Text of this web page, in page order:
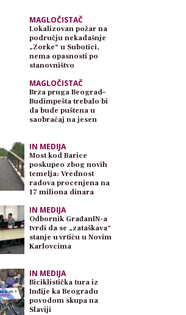
MAGLOČISTAČ
Lokalizovan požar na
području nekadašnje
„Zorke“ u Subotici,
nema opasnosti po
stanovništvo
MAGLOČISTAČ
Brza pruga Beograd–
Budimpešta trebalo bi
da bude puštena u
saobraćaj na jesen
IN MEDIJA
Most kod Barice
poskupeo zbog novih
temelja: Vrednost
radova procenjena na
17 miliona dinara
IN MEDIJA
Odbornik GrađanIN-a
tvrdi da se „zataškava“
stanje u vrtiću u Novim
Karlovcima
IN MEDIJA
Biciklistička tura iz
Inđije ka Beogradu
povodom skupa na
Slaviji